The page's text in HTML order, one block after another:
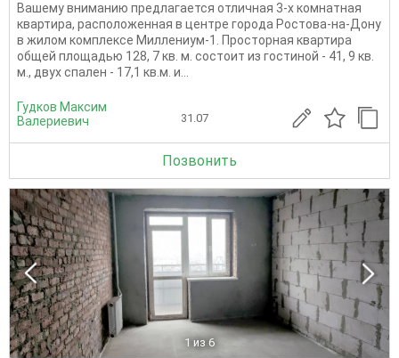
Вашему вниманию предлагается отличная 3-х комнатная
квартира, расположенная в центре города Ростова-на-Дону
в жилом комплексе Миллениум-1. Просторная квартира
общей площадью 128, 7 кв. м. состоит из гостиной - 41, 9 кв.
м., двух спален - 17,1 кв.м. и...
Гудков Максим
Валериевич
31.07
Позвонить
1 из 6